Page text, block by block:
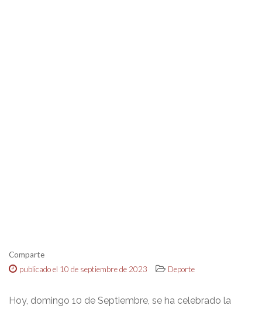
Comparte
publicado el 10 de septiembre de 2023
Deporte
Hoy, domingo 10 de Septiembre, se ha celebrado la